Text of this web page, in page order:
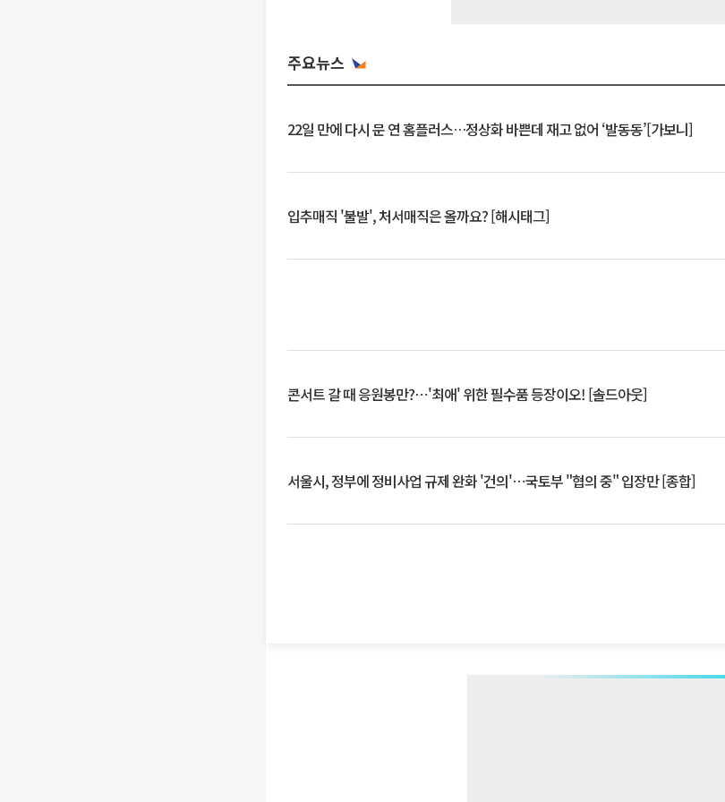
주요뉴스
22일 만에 다시 문 연 홈플러스…정상화 바쁜데 재고 없어 ‘발동동’[가보니]
입추매직 '불발', 처서매직은 올까요? [해시태그]
콘서트 갈 때 응원봉만?⋯'최애' 위한 필수품 등장이오! [솔드아웃]
서울시, 정부에 정비사업 규제 완화 '건의'⋯국토부 "협의 중" 입장만 [종합]